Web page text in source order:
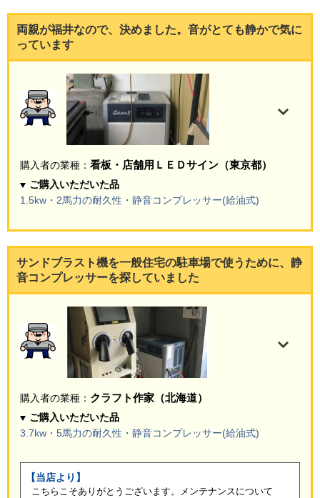
両親が福井なので、決めました。音がとても静かで気に
っています
購入者の業種： 看板・店舗用ＬＥＤサイン（東京都）
ご購入いただいた品
1.5kw・2馬力の耐久性・静音コンプレッサー(給油式)
サンドブラスト機を一般住宅の駐車場で使うために、静
音コンプレッサーを探していました
購入者の業種： クラフト作家（北海道）
ご購入いただいた品
3.7kw・5馬力の耐久性・静音コンプレッサー(給油式)
【当店より】
こちらこそありがとうございます。メンテナンスについて